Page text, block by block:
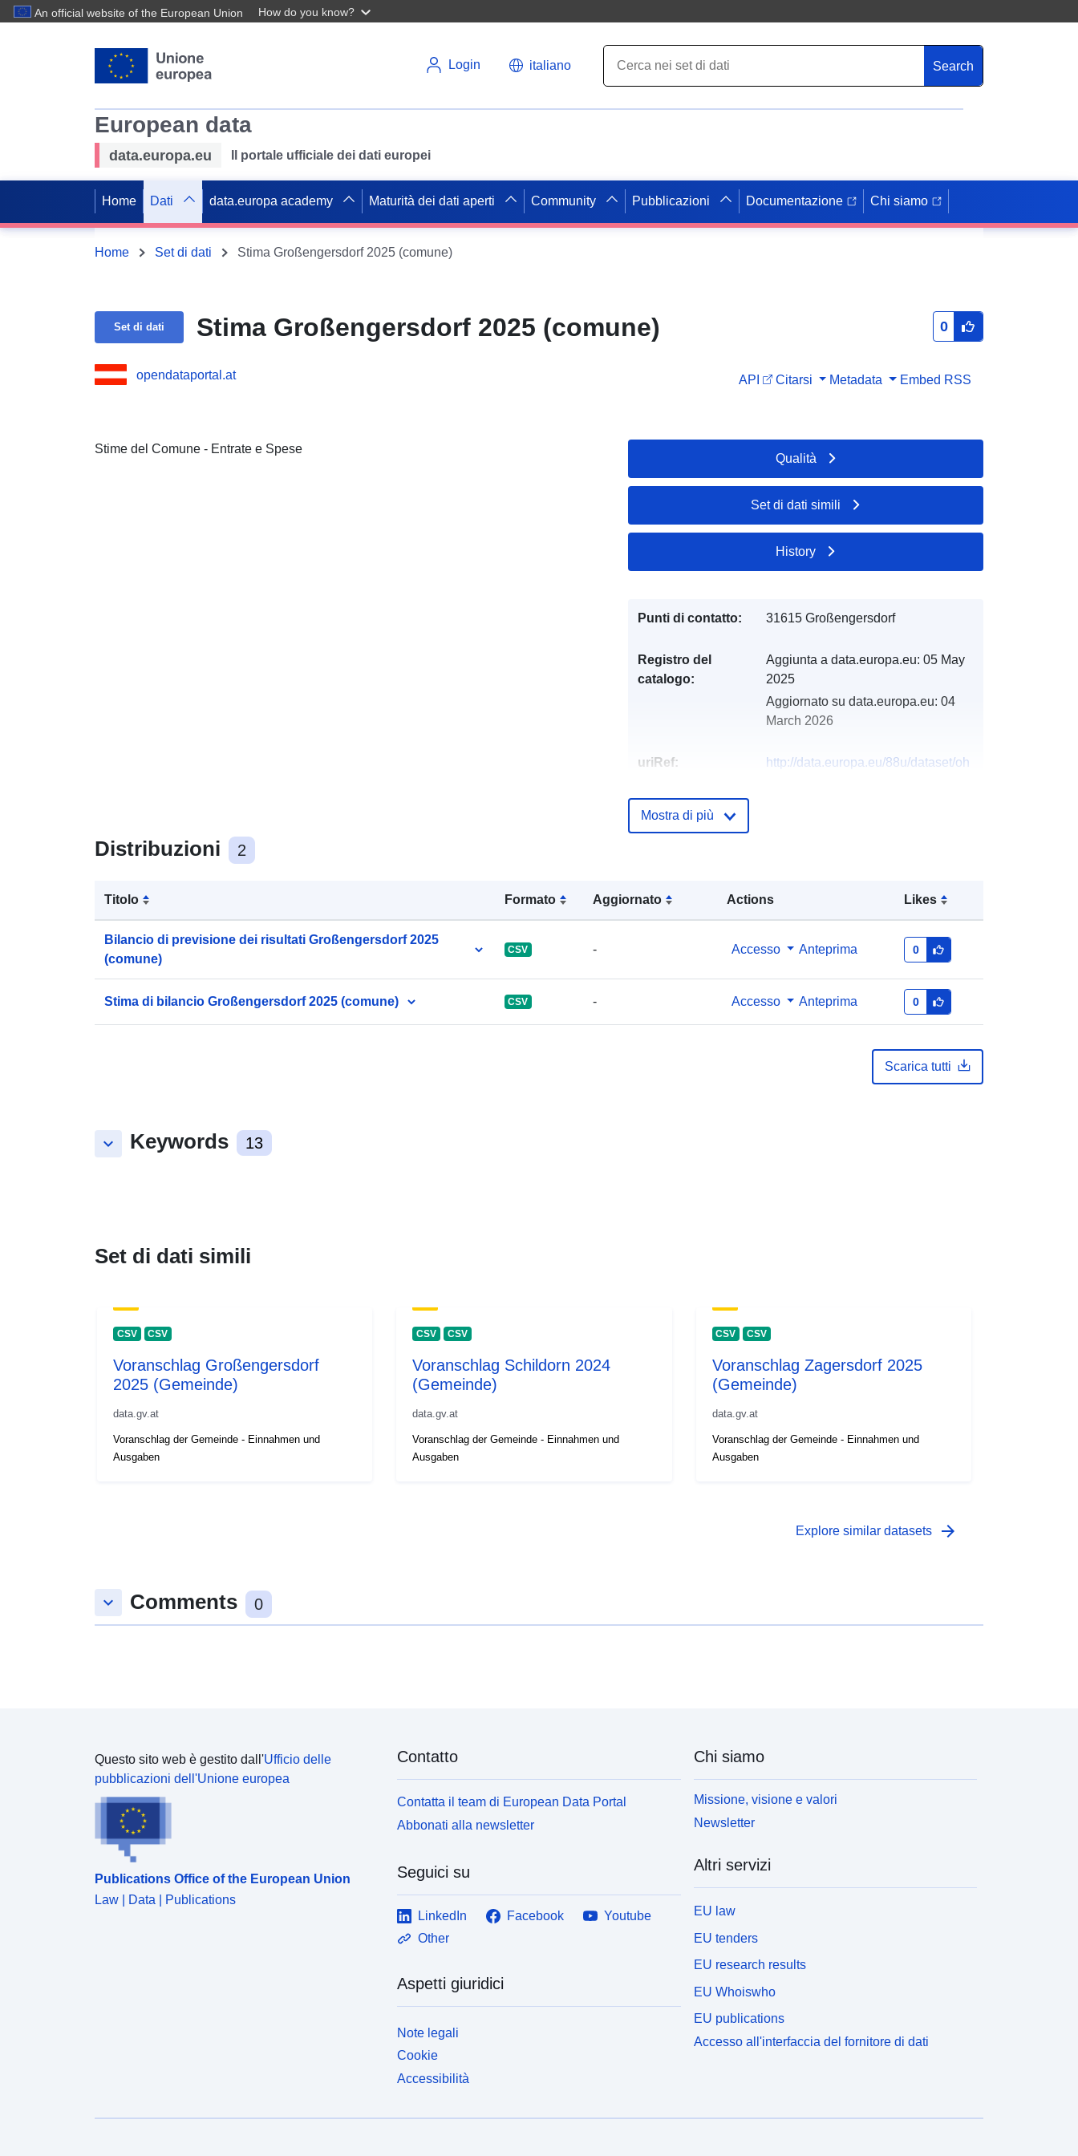
An official website of the European Union How do you know?
Login italiano Search
European data
data.europa.eu Il portale ufficiale dei dati europei
Home Dati data.europa academy Maturità dei dati aperti Community Pubblicazioni Documentazione Chi siamo
Home Set di dati Stima Großengersdorf 2025 (comune)
Set di dati Stima Großengersdorf 2025 (comune) 0
opendataportal.at API Citarsi Metadata Embed RSS
Stime del Comune - Entrate e Spese
Distribuzioni 2
Titolo Formato Aggiornato Actions Likes
Bilancio di previsione dei risultati Großengersdorf 2025
(comune)
CSV - Accesso Anteprima 0
Stima di bilancio Großengersdorf 2025 (comune) CSV - Accesso Anteprima 0
Scarica tutti
keyboard_arrow_down Keywords 13
Qualità
Set di dati simili
History
Punti di contatto: 31615 Großengersdorf
Registro del
catalogo:
Aggiunta a data.europa.eu: 05 May
2025
Aggiornato su data.europa.eu: 04
March 2026
uriRef:
http://data.europa.eu/88u/dataset/oh
Mostra di più
Set di dati simili
CSV CSV
Voranschlag Großengersdorf
2025 (Gemeinde)
data.gv.at
Voranschlag der Gemeinde - Einnahmen und
Ausgaben
CSV CSV
Voranschlag Schildorn 2024
(Gemeinde)
data.gv.at
Voranschlag der Gemeinde - Einnahmen und
Ausgaben
CSV CSV
Voranschlag Zagersdorf 2025
(Gemeinde)
data.gv.at
Voranschlag der Gemeinde - Einnahmen und
Ausgaben
Explore similar datasets arrow_forward
keyboard_arrow_down Comments 0
Questo sito web è gestito dall'Ufficio delle
pubblicazioni dell'Unione europea
Publications Office of the European Union
Law | Data | Publications
Contatto
Contatta il team di European Data Portal
Abbonati alla newsletter
Seguici su
LinkedIn Facebook
Youtube
Other
Aspetti giuridici
Note legali
Cookie
Accessibilità
Chi siamo
Missione, visione e valori
Newsletter
Altri servizi
EU law
EU tenders
EU research results
EU Whoiswho
EU publications
Accesso all'interfaccia del fornitore di dati